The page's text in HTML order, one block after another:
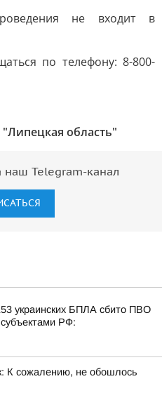
не входит в
по телефону: 8-800-
"Липецкая область"
наш Telegram-канал
украинских БПЛА сбито ПВО
РФ:
К сожалению, не обошлось